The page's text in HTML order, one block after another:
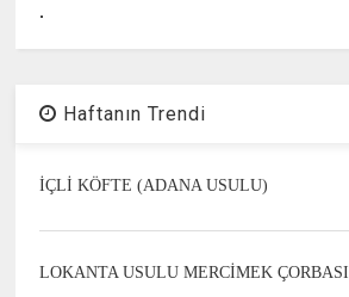
.
Haftanın Trendi
İÇLİ KÖFTE (ADANA USULU)
LOKANTA USULU MERCİMEK ÇORBASI